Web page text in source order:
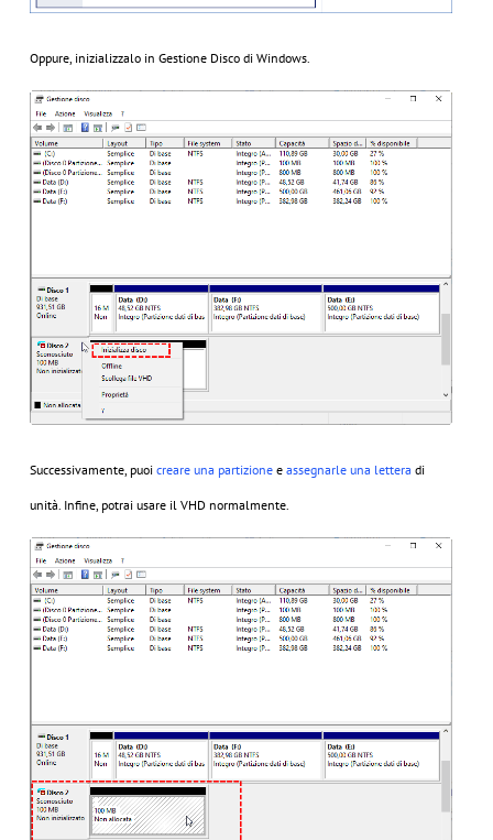
Oppure, inizializzalo in Gestione Disco di Windows.
Successivamente, puoi creare una partizionee assegnarle una lettera di
unità. Infine, potrai usare il VHD normalmente.